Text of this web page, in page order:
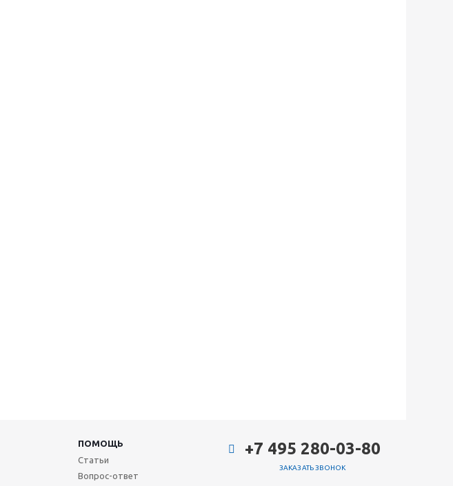
ПОМОЩЬ
Статьи
Вопрос-ответ
+7 495 280-03-80
ЗАКАЗАТЬ ЗВОНОК